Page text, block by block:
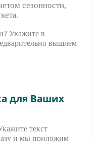
сезонности,
Укажите в
вышлем
для Ваших
текст
и мы приложим